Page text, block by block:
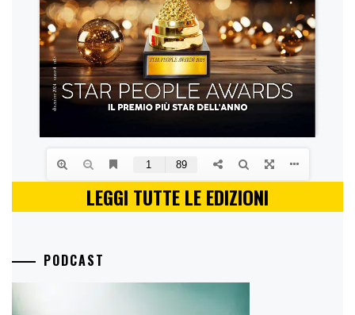
LEGGI TUTTE LE EDIZIONI
PODCAST